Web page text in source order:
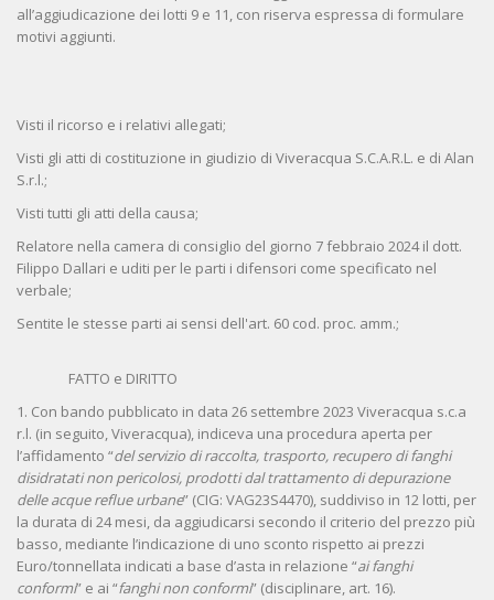
all’aggiudicazione dei lotti 9 e 11, con riserva espressa di formulare
motivi aggiunti.
Visti il ricorso e i relativi allegati;
Visti gli atti di costituzione in giudizio di Viveracqua S.C.A.R.L. e di Alan
S.r.l.;
Visti tutti gli atti della causa;
Relatore nella camera di consiglio del giorno 7 febbraio 2024 il dott.
Filippo Dallari e uditi per le parti i difensori come specificato nel
verbale;
Sentite le stesse parti ai sensi dell'art. 60 cod. proc. amm.;
FATTO e DIRITTO
1. Con bando pubblicato in data 26 settembre 2023 Viveracqua s.c.a
r.l. (in seguito, Viveracqua), indiceva una procedura aperta per
l’affidamento “del servizio di raccolta, trasporto, recupero di fanghi
disidratati non pericolosi, prodotti dal trattamento di depurazione
delle acque reflue urbane” (CIG: VAG23S4470), suddiviso in 12 lotti, per
la durata di 24 mesi, da aggiudicarsi secondo il criterio del prezzo più
basso, mediante l’indicazione di uno sconto rispetto ai prezzi
Euro/tonnellata indicati a base d’asta in relazione “ai fanghi
conformi” e ai “fanghi non conformi” (disciplinare, art. 16).